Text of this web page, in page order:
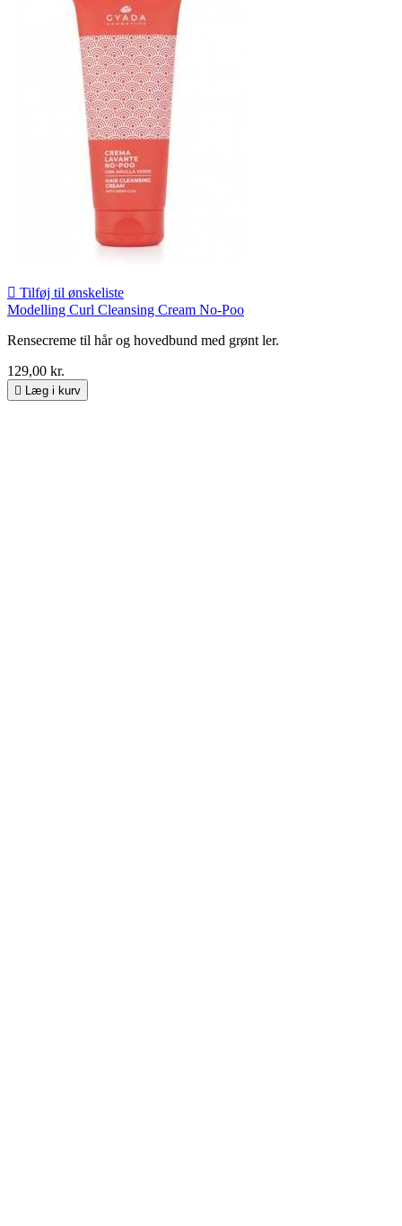
 Tilføj til ønskeliste
Modelling Curl Cleansing Cream No-Poo
Rensecreme til hår og hovedbund med grønt ler.
129,00 kr.
 Læg i kurv